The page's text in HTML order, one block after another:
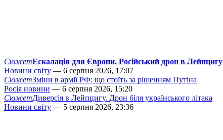
СюжетЕскалація для Європи. Російський дрон в Лейпцигу
Новини світу — 6 серпня 2026, 17:07
СюжетЗміни в армії РФ: що стоїть за рішенням Путіна
Росія новини — 6 серпня 2026, 15:20
СюжетДиверсія в Лейпцигу. Дрон біля українського літака
Новини світу — 5 серпня 2026, 23:36